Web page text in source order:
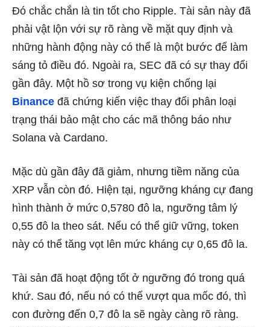
Đó chắc chắn là tin tốt cho Ripple. Tài sản này đã
phải vật lộn với sự rõ ràng về mặt quy định và
những hành động này có thể là một bước để làm
sáng tỏ điều đó. Ngoài ra, SEC đã có sự thay đổi
gần đây. Một hồ sơ trong vụ kiện chống lại
Binance đã chứng kiến ​​việc thay đổi phân loại
trạng thái bảo mật cho các mã thông báo như
Solana và Cardano.
Mặc dù gần đây đã giảm, nhưng tiềm năng của
XRP vẫn còn đó. Hiện tại, ngưỡng kháng cự đang
hình thành ở mức 0,5780 đô la, ngưỡng tâm lý
0,55 đô la theo sát. Nếu có thể giữ vững, token
này có thể tăng vọt lên mức kháng cự 0,65 đô la.
Tài sản đã hoạt động tốt ở ngưỡng đó trong quá
khứ. Sau đó, nếu nó có thể vượt qua mốc đó, thì
con đường đến 0,7 đô la sẽ ngày càng rõ ràng.